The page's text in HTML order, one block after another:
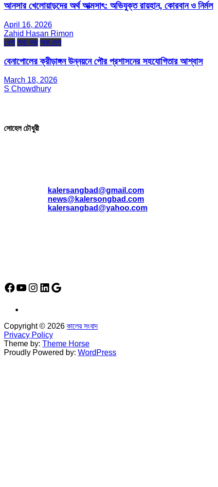
আনসার খেলোয়াড়দের অর্থ আত্মসাৎ: অভিযুক্ত রায়হান, কোরবান ও নির্মল
April 16, 2026
Zahid Hasan Rimon
খেলা সারা খবর সারা দেশ
বেনাপোলের ক্রীড়াঙ্গন উন্নয়নে পৌর প্রশাসনের সহযোগিতার আশ্বাস
March 18, 2026
S Chowdhury
সোহেল চৌধুরী
kalersangbad@gmail.com
news@kalersongbad.com
kalersangbad@yahoo.com
Facebook
YouTube
Instagram
LinkedIn
Google
Copyright © 2026 কালের সংবাদ
Privacy Policy
Theme by: Theme Horse
Proudly Powered by: WordPress